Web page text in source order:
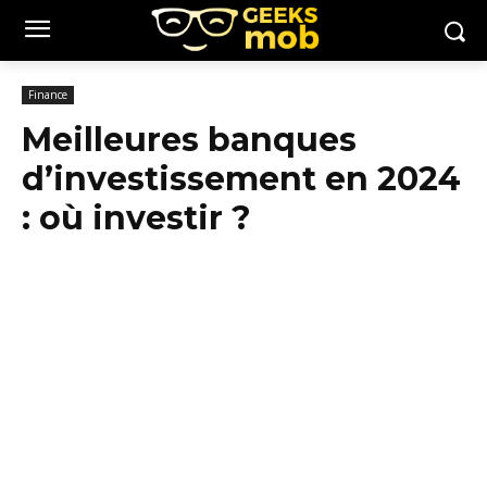
Finance
Meilleures banques
d’investissement en 2024
: où investir ?